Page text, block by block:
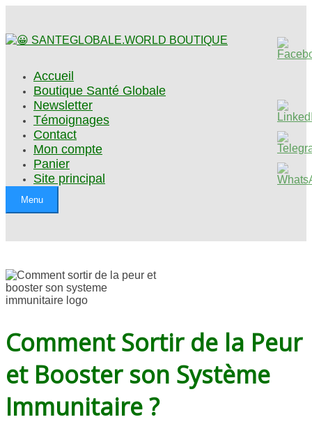
Accueil
Boutique Santé Globale
Newsletter
Témoignages
Contact
Mon compte
Panier
Site principal
Menu
Comment Sortir de la Peur
et Booster son Système
Immunitaire ?